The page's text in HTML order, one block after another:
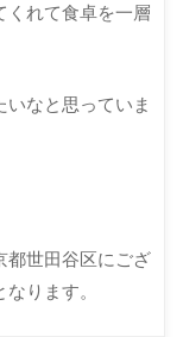
くれて食卓を一層
なと思っていま
都世田谷区にござ
ります。